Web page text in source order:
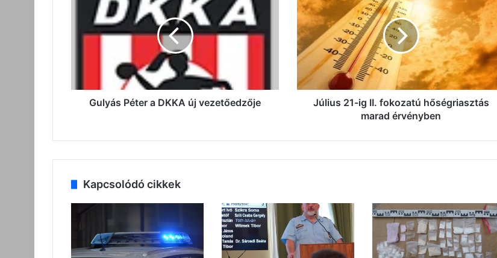
Gulyás Péter a DKKA új vezetőedzője
ig
II.
fokozatú
hőségriasztás
marad
érvényben
Július 21-ig II. fokozatú hőségriasztás
marad érvényben
Kapcsolódó cikkek